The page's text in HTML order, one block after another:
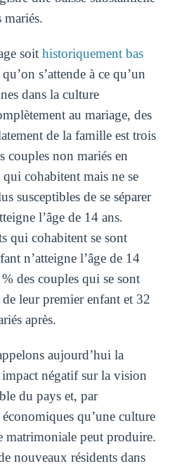
mariés.
soit historiquement bas
s’attende à ce qu’un
dans la culture
au mariage, des
de la famille est trois
couples non mariés en
cohabitent mais ne se
susceptibles de se séparer
l’âge de 14 ans.
qui cohabitent se sont
n’atteigne l’âge de 14
des couples qui se sont
leur premier enfant et 32
après.
aujourd’hui la
négatif sur la vision
du pays et, par
qu’une culture
matrimoniale peut produire.
nouveaux résidents dans